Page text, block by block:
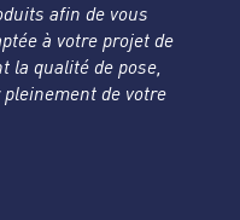
afin de vous
à votre projet de
la qualité de pose,
de votre